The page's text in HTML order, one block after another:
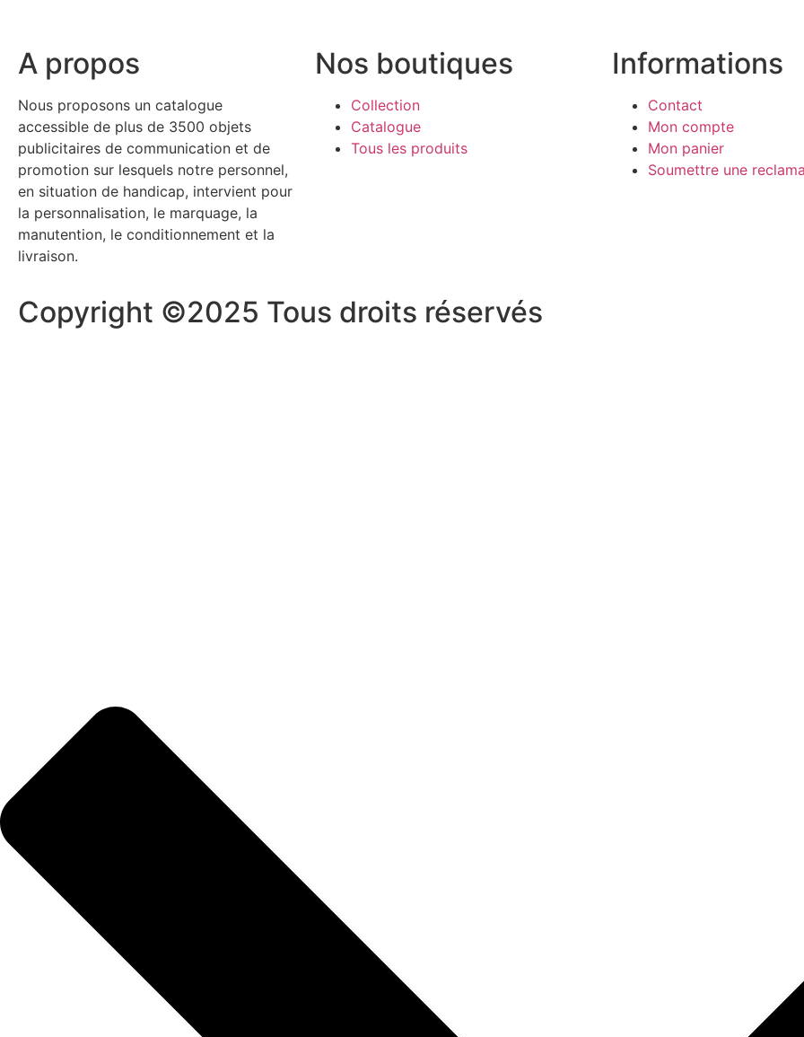
A propos
Nous proposons un catalogue
accessible de plus de 3500 objets
publicitaires de communication et de
promotion sur lesquels notre personnel,
en situation de handicap, intervient pour
la personnalisation, le marquage, la
manutention, le conditionnement et la
livraison.
Nos boutiques
Collection
Catalogue
Tous les produits
Informations
Contact
Mon compte
Mon panier
Soumettre une
Copyright ©2025 Tous droits réservés